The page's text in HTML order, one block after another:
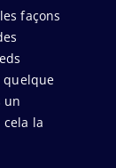
façons
quelque
un
la